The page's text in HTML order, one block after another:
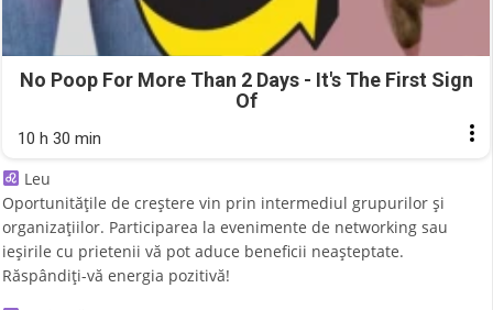
No Poop For More Than 2 Days - It's The First Sign
Of
10 h 30 min
Leu
Oportunitățile de creștere vin prin intermediul grupurilor și
organizațiilor. Participarea la evenimente de networking sau
ieșirile cu prietenii vă pot aduce beneficii neașteptate.
Răspândiți-vă energia pozitivă!